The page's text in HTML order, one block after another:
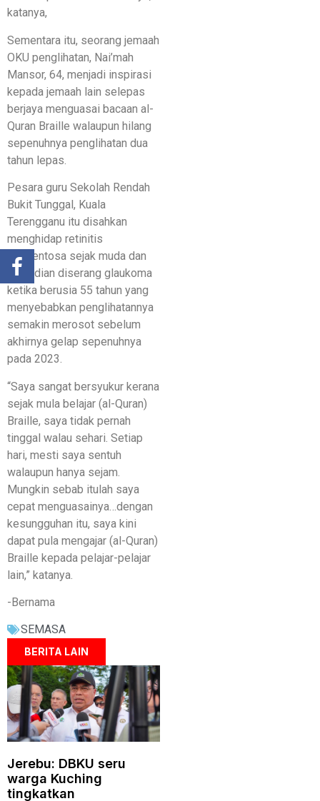
katanya,
Sementara itu, seorang jemaah
OKU penglihatan, Nai’mah
Mansor, 64, menjadi inspirasi
kepada jemaah lain selepas
berjaya menguasai bacaan al-
Quran Braille walaupun hilang
sepenuhnya penglihatan dua
tahun lepas.
Pesara guru Sekolah Rendah
Bukit Tunggal, Kuala
Terengganu itu disahkan
menghidap retinitis
pigmentosa sejak muda dan
kemudian diserang glaukoma
ketika berusia 55 tahun yang
menyebabkan penglihatannya
semakin merosot sebelum
akhirnya gelap sepenuhnya
pada 2023.
“Saya sangat bersyukur kerana
sejak mula belajar (al-Quran)
Braille, saya tidak pernah
tinggal walau sehari. Setiap
hari, mesti saya sentuh
walaupun hanya sejam.
Mungkin sebab itulah saya
cepat menguasainya…dengan
kesungguhan itu, saya kini
dapat pula mengajar (al-Quran)
Braille kepada pelajar-pelajar
lain,” katanya.
-Bernama
SEMASA
BERITA LAIN
Jerebu: DBKU seru
warga Kuching
tingkatkan